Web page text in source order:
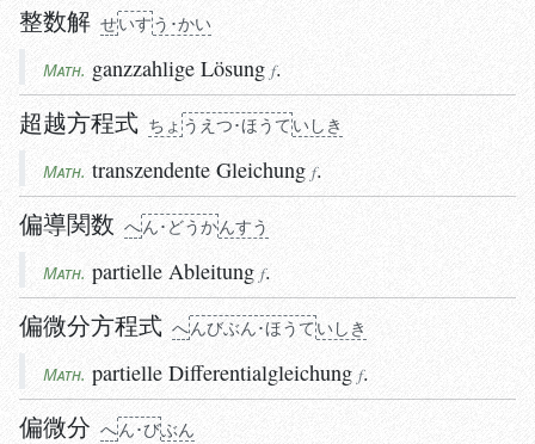
整数解 せいすう･かい
Math. ganzzahlige Lösung f.
超越方程式 ちょう えつ･ほうていしき
Math. transzendente Gleichung f.
偏導関数 へん･どうかんすう
Math. partielle Ableitung f.
偏微分方程式 へんびぶん･ほうていしき
Math. partielle Differentialgleichung f.
偏微分 へん･びぶん